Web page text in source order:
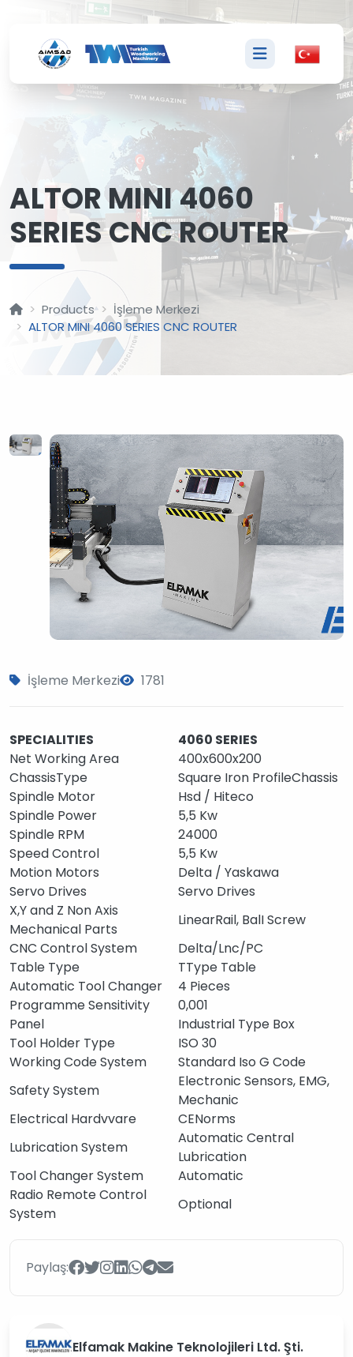
ALTOR MINI 4060
SERIES CNC ROUTER
Products
İşleme Merkezi
ALTOR MINI 4060 SERIES CNC ROUTER
?
İşleme Merkezi 1781
SPECIALITIES
4060 SERIES
Net Working Area
400x600x200
ChassisType
Square Iron ProfileChassis
Spindle Motor
Hsd / Hiteco
Spindle Power
5,5 Kw
Spindle RPM
24000
Speed Control
5,5 Kw
Motion Motors
Delta / Yaskawa
Servo Drives
Servo Drives
X,Y and Z Non Axis
Mechanical Parts
LinearRail, BalI Screw
CNC Control System
Delta/Lnc/PC
Table Type
TType Table
Automatic Tool Changer
4 Pieces
Programme Sensitivity
0,001
Panel
Industrial Type Box
Tool Holder Type
ISO 30
Working Code System
Standard Iso G Code
Safety System
Electronic Sensors, EMG,
Mechanic
Electrical Hardvvare
CENorms
Lubrication System
Automatic Central
Lubrication
Tool Changer System
Automatic
Radio Remote Control
System
Optional
Paylaş:
Elfamak Makine Teknolojileri Ltd. Şti.